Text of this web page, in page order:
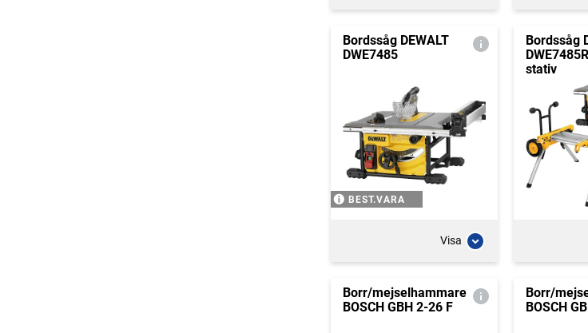
Bordssåg DEWALT
DWE7485
BEST.VARA
Visa
Bordssåg
stativ
Borr/mejselhammare
BOSCH GBH 2-26 F
Borr/
BOSCH